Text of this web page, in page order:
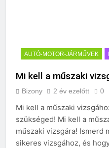
AUTÓ-MOTOR-JÁRMŰVEK
Mi kell a műszaki
Bizony 2 év ezelőtt 0
Mi kell a műszaki
szükséged! Mi kell a
műszaki vizsgára! Ismerd
sikeres vizsgához, és